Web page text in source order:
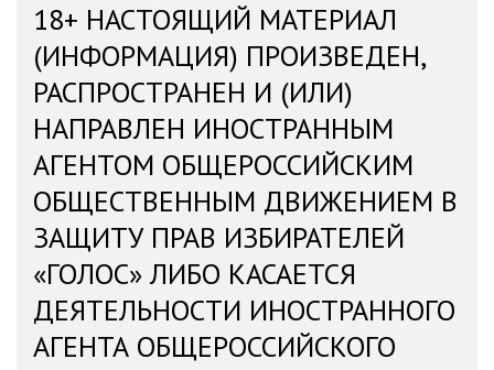
18+ НАСТОЯЩИЙ МАТЕРИАЛ
(ИНФОРМАЦИЯ) ПРОИЗВЕДЕН,
РАСПРОСТРАНЕН И (ИЛИ)
НАПРАВЛЕН ИНОСТРАННЫМ
АГЕНТОМ ОБЩЕРОССИЙСКИМ
ОБЩЕСТВЕННЫМ ДВИЖЕНИЕМ В
ЗАЩИТУ ПРАВ ИЗБИРАТЕЛЕЙ
«ГОЛОС» ЛИБО КАСАЕТСЯ
ДЕЯТЕЛЬНОСТИ ИНОСТРАННОГО
АГЕНТА ОБЩЕРОССИЙСКОГО